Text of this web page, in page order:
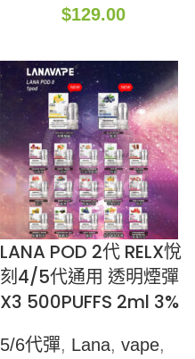
$129.00
LANA POD 2代 RELX悅
刻4/5代通用 透明煙彈
X3 500PUFFS 2ml 3%
5/6代彈, Lana, vape,